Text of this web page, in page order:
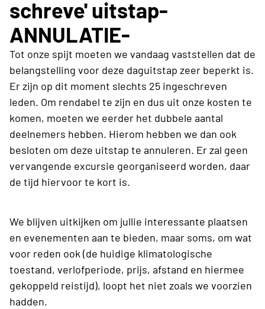
schreve' uitstap-
ANNULATIE-
Tot onze spijt moeten we vandaag vaststellen dat de
belangstelling voor deze daguitstap zeer beperkt is.
Er zijn op dit moment slechts 25 ingeschreven
leden. Om rendabel te zijn en dus uit onze kosten te
komen, moeten we eerder het dubbele aantal
deelnemers hebben. Hierom hebben we dan ook
besloten om deze uitstap te annuleren. Er zal geen
vervangende excursie georganiseerd worden, daar
de tijd hiervoor te kort is.
We blijven uitkijken om jullie interessante plaatsen
en evenementen aan te bieden, maar soms, om wat
voor reden ook (de huidige klimatologische
toestand, verlofperiode, prijs, afstand en hiermee
gekoppeld reistijd), loopt het niet zoals we voorzien
hadden.